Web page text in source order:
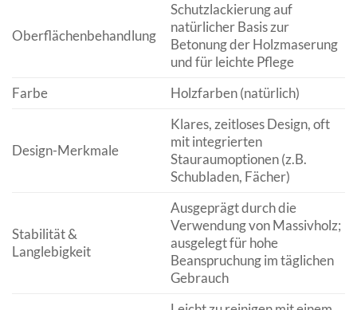
Oberflächenbehandlung
Schutzlackierung auf
natürlicher Basis zur
Betonung der Holzmaserung
und für leichte Pflege
Farbe
Holzfarben (natürlich)
Design-Merkmale
Klares, zeitloses Design, oft
mit integrierten
Stauraumoptionen (z.B.
Schubladen, Fächer)
Stabilität &
Langlebigkeit
Ausgeprägt durch die
Verwendung von Massivholz;
ausgelegt für hohe
Beanspruchung im täglichen
Gebrauch